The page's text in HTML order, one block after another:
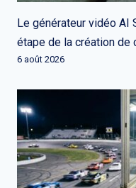
Le générateur vidéo AI
étape de la création de
6 août 2026